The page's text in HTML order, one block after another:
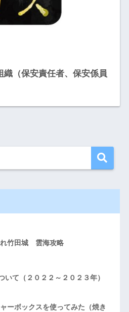
（保安責任者、保安係員
竹田城 雲海攻略
いて（２０２２～２０２３年）
ーボックスを使ってみた（焼き